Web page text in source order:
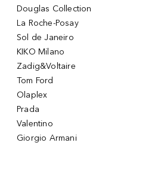
Douglas Collection
La Roche-Posay
Sol de Janeiro
KIKO Milano
Zadig&Voltaire
Tom Ford
Olaplex
Prada
Valentino
Giorgio Armani